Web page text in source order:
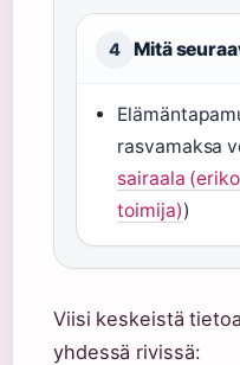
4 Mitä
rasvamaksa
sairaala
toimija))
Viisi keskeistä
yhdessä rivissä: